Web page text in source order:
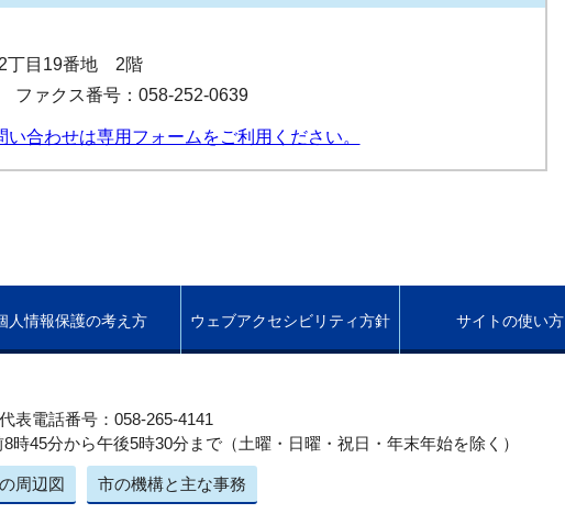
丁目19番地 2階
ファクス番号：058-252-0639
合わせは専用フォームをご利用ください。
人情報保護の考え方 ウェブアクセシビリティ方針 サイトの使い方
代表電話番号：058-265-4141
45分から午後5時30分まで（土曜・日曜・祝日・年末年始を除く）
周辺図 市の機構と主な事務